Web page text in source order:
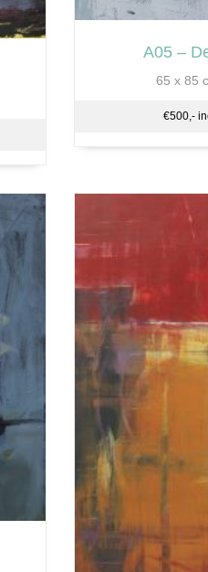
A05 –
65 x 85
€500,-